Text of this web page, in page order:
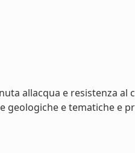
allacqua e resistenza al
geologiche e tematiche e